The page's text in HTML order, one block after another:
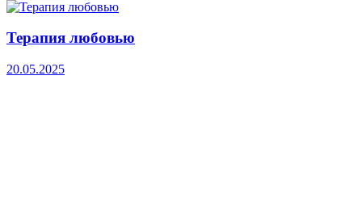
Терапия любовью
20.05.2025